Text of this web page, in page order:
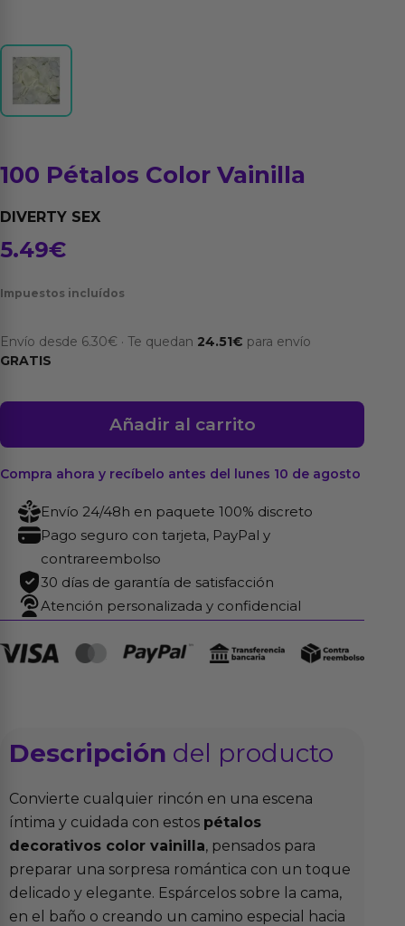
100 Pétalos Color Vainilla
DIVERTY SEX
5.49€
Impuestos incluídos
Envío desde 6.30€ · Te quedan 24.51€ para envío
GRATIS
100
Vainilla
cantidad
Añadir al carrito
Compra ahora y recíbelo antes del lunes 10 de agosto
Envío 24/48h en paquete 100% discreto
Pago seguro con tarjeta, PayPal y
contrareembolso
30 días de garantía de satisfacción
Atención personalizada y confidencial
Descripción del producto
Convierte cualquier rincón en una escena
íntima y cuidada con estos pétalos
decorativos color vainilla, pensados para
preparar una sorpresa romántica con un toque
delicado y elegante. Espárcelos sobre la cama,
en el baño o creando un camino especial hacia